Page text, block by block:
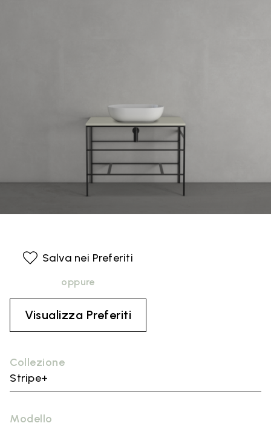
Collezione
Stripe+
Modello
Salva nei Preferiti
oppure
Visualizza Preferiti